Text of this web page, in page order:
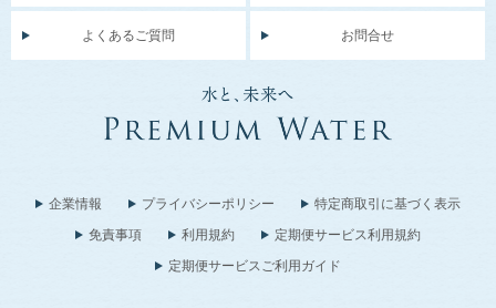
よくあるご質問 お問合せ
企業情報 プライバシーポリシー
特定商取引に基づく表示
免責事項
利用規約
定期便サービス利用規約
定期便サービスご利用ガイド